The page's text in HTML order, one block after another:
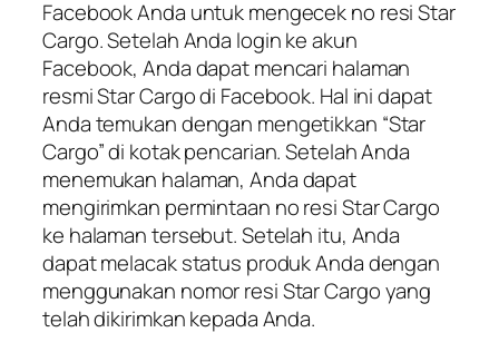
Facebook Anda untuk mengecek no resi Star
Cargo. Setelah Anda login ke akun
Facebook, Anda dapat mencari halaman
resmi Star Cargo di Facebook. Hal ini dapat
Anda temukan dengan mengetikkan “Star
Cargo” di kotak pencarian. Setelah Anda
menemukan halaman, Anda dapat
mengirimkan permintaan no resi Star Cargo
ke halaman tersebut. Setelah itu, Anda
dapat melacak status produk Anda dengan
menggunakan nomor resi Star Cargo yang
telah dikirimkan kepada Anda.